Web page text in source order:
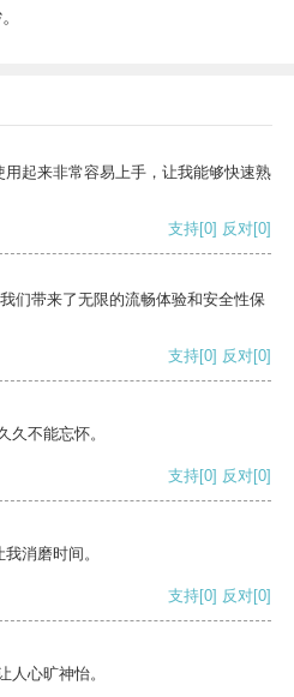
起来非常容易上手，让我能够快速熟
支持[0] 反对[0]
们带来了无限的流畅体验和安全性保
支持[0] 反对[0]
久不能忘怀。
支持[0] 反对[0]
消磨时间。
支持[0] 反对[0]
人心旷神怡。